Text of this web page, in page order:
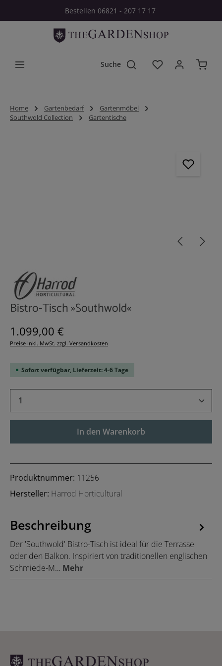
Zum Hauptinhalt springenBestellen 06821 - 207 17 17
Du hast 0
Home Gartenbedarf
Gartenmöbel
Southwold Collection
Gartentische
Bistro-Tisch »Southwold«
Regulärer Preis:
1.099,00 €
Preise inkl. MwSt. zzgl. Versandkosten
Sofort verfügbar, Lieferzeit: 4-6 Tage
Produkt Anzahl: Gib den gewünschten
In den Warenkorb
Produktnummer: 11256
Hersteller: Harrod Horticultural
Beschreibung
Der 'Southwold' Bistro-Tisch ist ideal für die Terrasse
oder den Balkon. Inspiriert von traditionellen englischen
Schmiede-M… Mehr